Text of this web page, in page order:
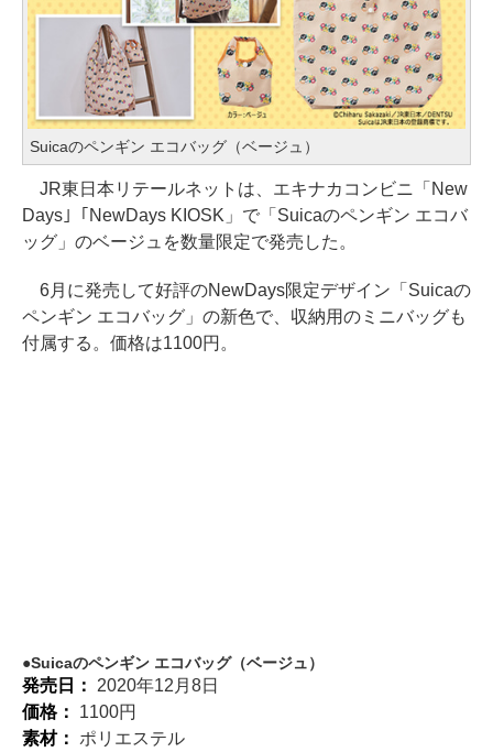
Suicaのペンギン エコバッグ（ベージュ）
JR東日本リテールネットは、エキナカコンビニ「New
Days｣「NewDays KIOSK」で「Suicaのペンギン エコバ
ッグ」のベージュを数量限定で発売した。
6月に発売して好評のNewDays限定デザイン「Suicaの
ペンギン エコバッグ」の新色で、収納用のミニバッグも
付属する。価格は1100円。
Suicaのペンギン エコバッグ（ベージュ）
発売日： 2020年12月8日
価格： 1100円
素材： ポリエステル